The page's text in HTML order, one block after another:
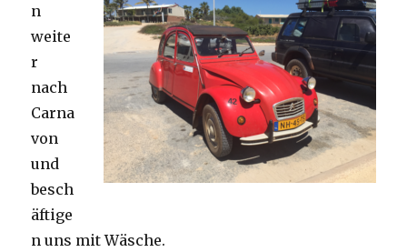
n
weite
r
nach
Carna
von
und
besch
äftige
n uns mit Wäsche.